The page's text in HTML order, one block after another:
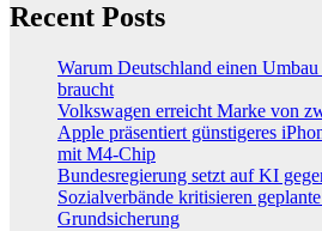
Recent Posts
Warum Deutschland einen Umbau
braucht
Volkswagen erreicht Marke von
Apple präsentiert günstigeres
mit M4-Chip
Bundesregierung setzt auf KI
Sozialverbände kritisieren
Grundsicherung